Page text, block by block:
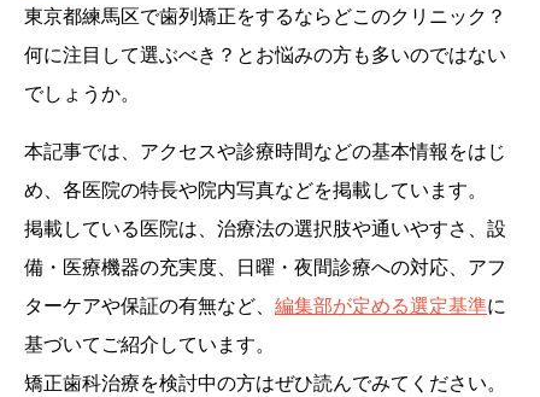
東京都練馬区で歯列矯正をするならどこのクリニック？
何に注目して選ぶべき？とお悩みの方も多いのではない
でしょうか。
本記事では、アクセスや診療時間などの基本情報をはじ
め、各医院の特長や院内写真などを掲載しています。
掲載している医院は、治療法の選択肢や通いやすさ、設
備・医療機器の充実度、日曜・夜間診療への対応、アフ
ターケアや保証の有無など、 編集部が定める選定基準に
基づいてご紹介しています。
矯正歯科治療を検討中の方はぜひ読んでみてください。